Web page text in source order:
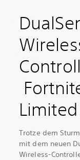
Trotze dem
mit dem neuen
Wireless-